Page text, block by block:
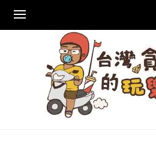
content